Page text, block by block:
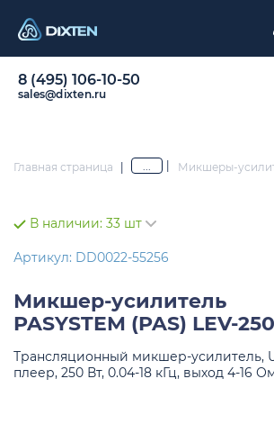
8 (495) 106-10-50
sales@dixten.ru
Главная страница | ... Микшеры-
В наличии: 33 шт
Артикул: DD0022-55256
Микшер-усилитель
PASYSTEM (PAS) LEV-250
Трансляционный микшер-усилитель,
плеер, 250 Вт, 0.04-18 кГц, выход 4-16